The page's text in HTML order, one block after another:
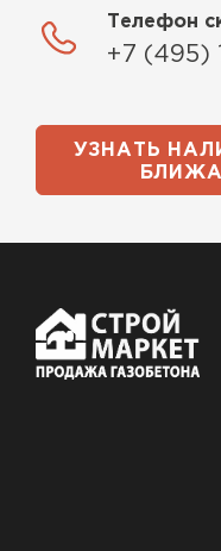
Телефон
+7 (495)
УЗНАТЬ